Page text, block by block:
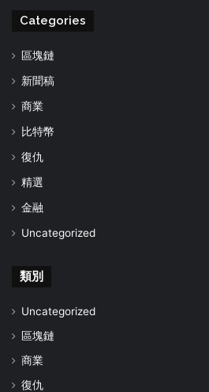
Categories
區塊鏈
新聞稿
商業
比特幣
復仇
精選
金融
Uncategorized
類別
Uncategorized
區塊鏈
商業
復仇